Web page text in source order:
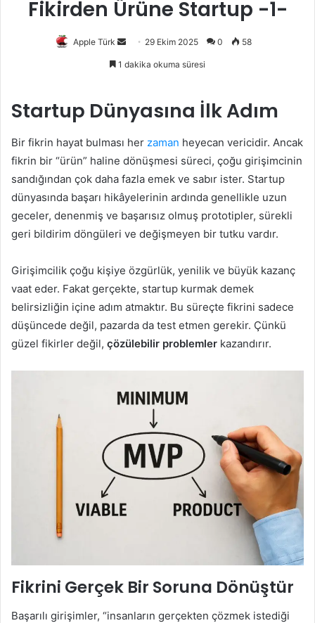
Fikirden Ürüne Startup -1-
Apple Türk
Bir
29 Ekim 2025 0 58
1 dakika okuma süresi
Startup Dünyasına İlk Adım
Bir fikrin hayat bulması her zaman heyecan vericidir. Ancak
fikrin bir “ürün” haline dönüşmesi süreci, çoğu girişimcinin
sandığından çok daha fazla emek ve sabır ister. Startup
dünyasında başarı hikâyelerinin ardında genellikle uzun
geceler, denenmiş ve başarısız olmuş prototipler, sürekli
geri bildirim döngüleri ve değişmeyen bir tutku vardır.
Girişimcilik çoğu kişiye özgürlük, yenilik ve büyük kazanç
vaat eder. Fakat gerçekte, startup kurmak demek
belirsizliğin içine adım atmaktır. Bu süreçte fikrini sadece
düşüncede değil, pazarda da test etmen gerekir. Çünkü
güzel fikirler değil, çözülebilir problemler kazandırır.
Fikrini Gerçek Bir Soruna Dönüştür
Başarılı girişimler, “insanların gerçekten çözmek istediği